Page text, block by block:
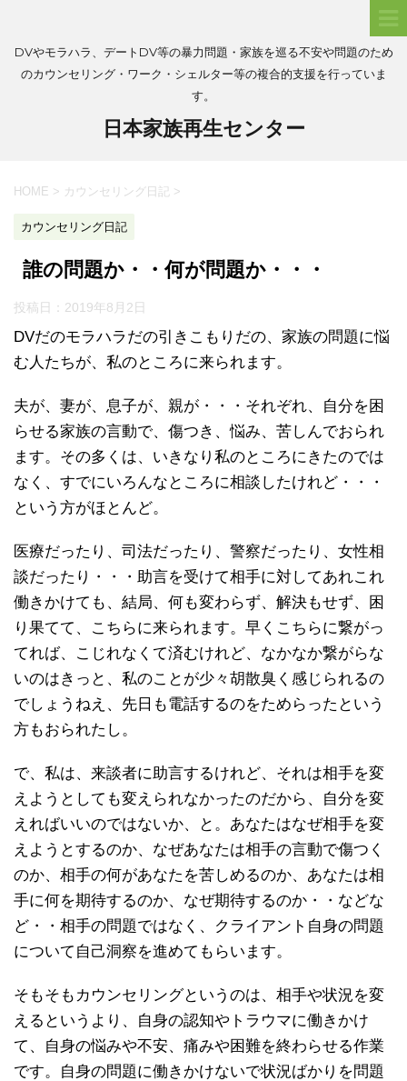
DVやモラハラ、デートDV等の暴力問題・家族を巡る不安や問題のため
のカウンセリング・ワーク・シェルター等の複合的支援を行っていま
す。
日本家族再生センター
HOME > カウンセリング日記 >
カウンセリング日記
誰の問題か・・何が問題か・・・
投稿日： 2019年8月2日
DVだのモラハラだの引きこもりだの、家族の問題に悩
む人たちが、私のところに来られます。
夫が、妻が、息子が、親が・・・それぞれ、自分を困
らせる家族の言動で、傷つき、悩み、苦しんでおられ
ます。その多くは、いきなり私のところにきたのでは
なく、すでにいろんなところに相談したけれど・・・
という方がほとんど。
医療だったり、司法だったり、警察だったり、女性相
談だったり・・・助言を受けて相手に対してあれこれ
働きかけても、結局、何も変わらず、解決もせず、困
り果てて、こちらに来られます。早くこちらに繋がっ
てれば、こじれなくて済むけれど、なかなか繋がらな
いのはきっと、私のことが少々胡散臭く感じられるの
でしょうねえ、先日も電話するのをためらったという
方もおられたし。
で、私は、来談者に助言するけれど、それは相手を変
えようとしても変えられなかったのだから、自分を変
えればいいのではないか、と。あなたはなぜ相手を変
えようとするのか、なぜあなたは相手の言動で傷つく
のか、相手の何があなたを苦しめるのか、あなたは相
手に何を期待するのか、なぜ期待するのか・・などな
ど・・相手の問題ではなく、クライアント自身の問題
について自己洞察を進めてもらいます。
そもそもカウンセリングというのは、相手や状況を変
えるというより、自身の認知やトラウマに働きかけ
て、自身の悩みや不安、痛みや困難を終わらせる作業
です。自身の問題に働きかけないで状況ばかりを問題